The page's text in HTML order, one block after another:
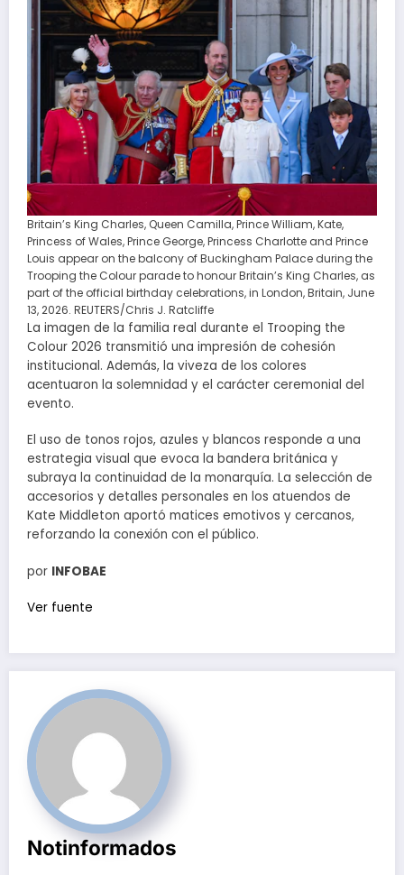
Britain’s King Charles, Queen Camilla, Prince William, Kate,
Princess of Wales, Prince George, Princess Charlotte and Prince
Louis appear on the balcony of Buckingham Palace during the
Trooping the Colour parade to honour Britain’s King Charles, as
part of the official birthday celebrations, in London, Britain, June
13, 2026. REUTERS/Chris J. Ratcliffe
La imagen de la familia real durante el Trooping the
Colour 2026 transmitió una impresión de cohesión
institucional. Además, la viveza de los colores
acentuaron la solemnidad y el carácter ceremonial del
evento.
El uso de tonos rojos, azules y blancos responde a una
estrategia visual que evoca la bandera británica y
subraya la continuidad de la monarquía. La selección de
accesorios y detalles personales en los atuendos de
Kate Middleton aportó matices emotivos y cercanos,
reforzando la conexión con el público.
por INFOBAE
Ver fuente
Notinformados